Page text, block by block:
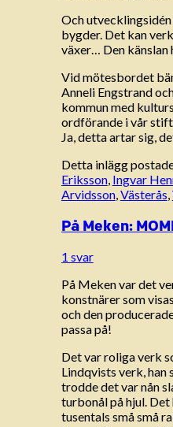
Och
bygder. Det kan
växer… Den känslan
Vid mötesbordet
Anneli Engstrand
kommun med
ordförande i vår
Ja, detta artar sig,
Detta inlägg
Eriksson, Ingvar
Arvidsson,Västerås,
På Meken:
1 svar
På Meken var det
konstnärer som
och den
passa på!
Det var roliga verk
Lindqvists verk, han
trodde det var nån
turbonål på hjul.
tusentals små små